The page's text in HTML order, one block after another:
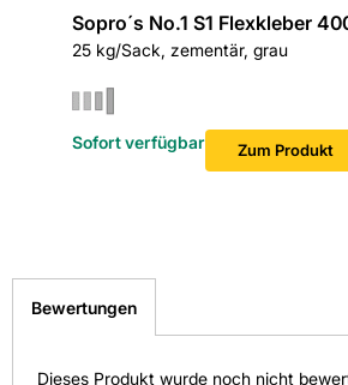
Sopro´s No.1 S1 Flexkleber
25 kg/Sack, zementär, grau
Zum Produkt
Sofort verfügbar
Bewertungen
Dieses Produkt wurde noch nicht